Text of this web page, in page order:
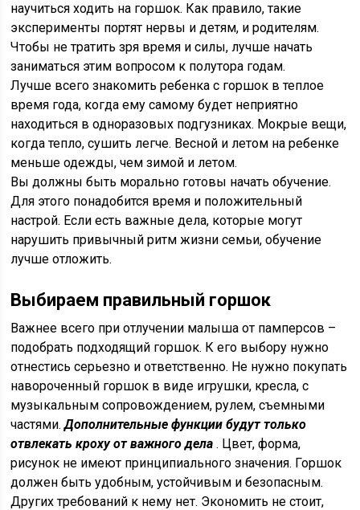
научиться ходить на горшок. Как правило, такие
эксперименты портят нервы и детям, и родителям.
Чтобы не тратить зря время и силы, лучше начать
заниматься этим вопросом к полутора годам.
Лучше всего знакомить ребенка с горшок в теплое
время года, когда ему самому будет неприятно
находиться в одноразовых подгузниках. Мокрые вещи,
когда тепло, сушить легче. Весной и летом на ребенке
меньше одежды, чем зимой и летом.
Вы должны быть морально готовы начать обучение.
Для этого понадобится время и положительный
настрой. Если есть важные дела, которые могут
нарушить привычный ритм жизни семьи, обучение
лучше отложить.
Выбираем правильный горшок
Важнее всего при отлучении малыша от памперсов –
подобрать подходящий горшок. К его выбору нужно
отнестись серьезно и ответственно. Не нужно покупать
навороченный горшок в виде игрушки, кресла, с
музыкальным сопровождением, рулем, съемными
частями.Дополнительные функции будут только
отвлекать кроху от важного дела . Цвет, форма,
рисунок не имеют принципиального значения. Горшок
должен быть удобным, устойчивым и безопасным.
Других требований к нему нет. Экономить не стоит,